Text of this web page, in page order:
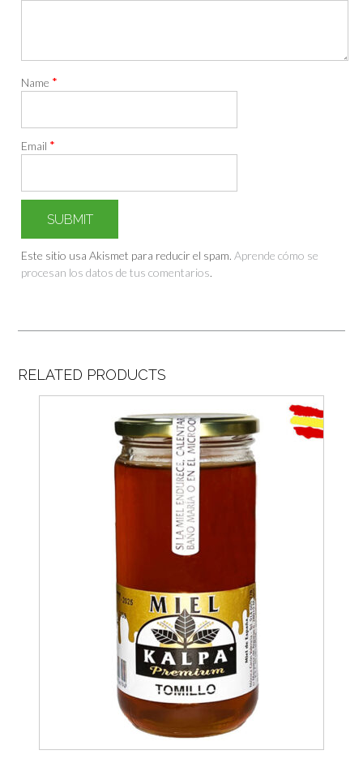
Name *
Email *
Este sitio usa Akismet para reducir el spam.Aprende cómo se
procesan los datos de tus comentarios.
RELATED PRODUCTS